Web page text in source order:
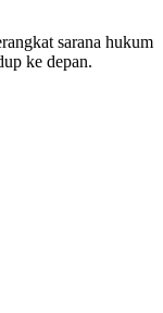
sarana hukum
ke depan.